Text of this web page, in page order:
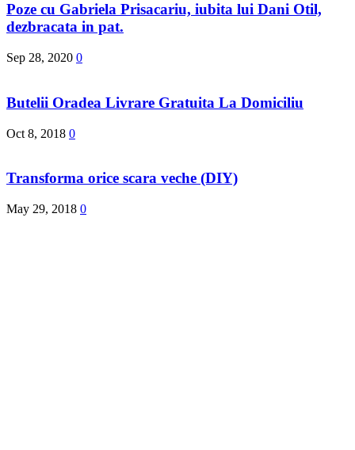
Poze cu Gabriela Prisacariu, iubita lui Dani Otil,
dezbracata in pat.
Sep 28, 2020 0
Butelii Oradea Livrare Gratuita La Domiciliu
Oct 8, 2018 0
Transforma orice scara veche (DIY)
May 29, 2018 0